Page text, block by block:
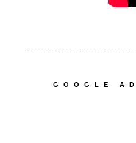
GOOGLE AD